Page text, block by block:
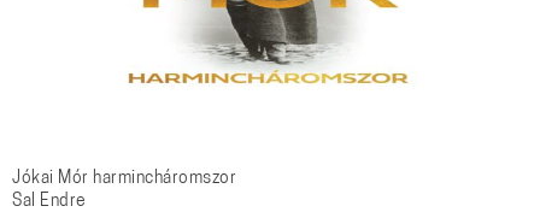
Jókai Mór harmincháromszor
Sal Endre